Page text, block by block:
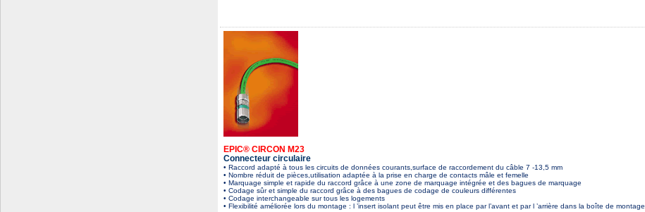
EPIC® CIRCON M23
Connecteur circulaire
• Raccord adapté à tous les circuits de données courants,surface de raccordement du câble 7 -13,5 mm
• Nombre réduit de pièces,utilisation adaptée à la prise en charge de contacts mâle et femelle
• Marquage simple et rapide du raccord grâce à une zone de marquage intégrée et des bagues de marquage
• Codage sûr et simple du raccord grâce à des bagues de codage de couleurs différentes
• Codage interchangeable sur tous les logements
• Flexibilité améliorée lors du montage : l ’insert isolant peut être mis en place par l’avant et par l ’arrière dans la boîte de montage